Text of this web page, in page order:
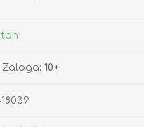
Zaloga: 10+